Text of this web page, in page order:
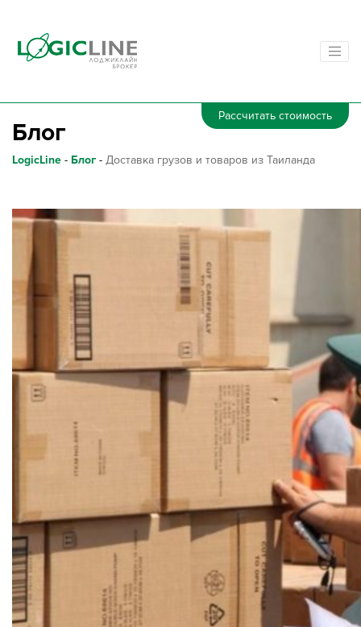
Рассчитать стоимость
Блог
LogicLine - Блог - Доставка грузов и товаров из Таиланда